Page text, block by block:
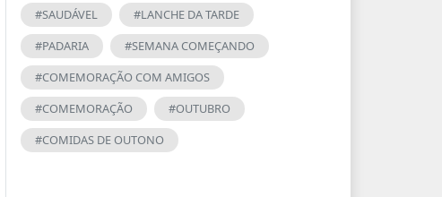
#SAUDÁVEL
#LANCHE DA TARDE
#PADARIA
#SEMANA COMEÇANDO
#COMEMORAÇÃO COM AMIGOS
#COMEMORAÇÃO
#OUTUBRO
#COMIDAS DE OUTONO